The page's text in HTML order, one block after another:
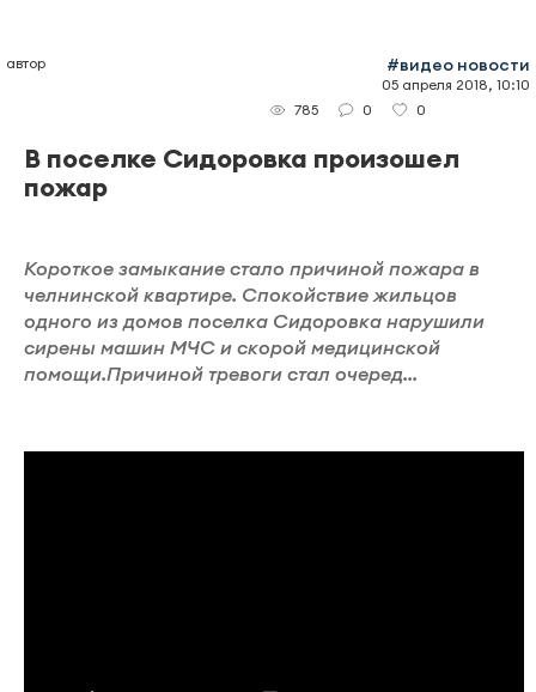
автор #видео новости
05 апреля 2018, 10:10
785
0 0
В поселке Сидоровка произошел
пожар
Короткое замыкание стало причиной пожара в
челнинской квартире. Спокойствие жильцов
одного из домов поселка Сидоровка нарушили
сирены машин МЧС и скорой медицинской
помощи.Причиной тревоги стал очеред...